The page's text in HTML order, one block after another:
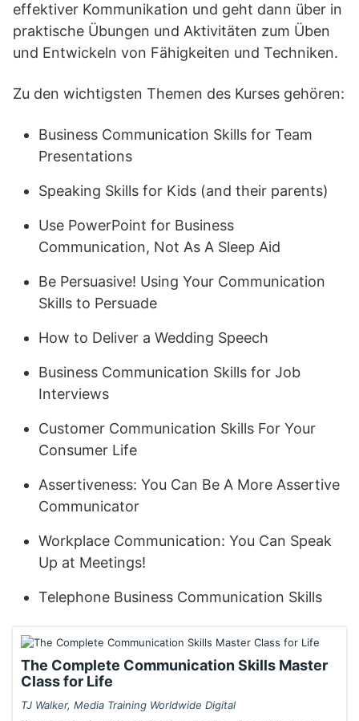
effektiver Kommunikation und geht dann über in
praktische Übungen und Aktivitäten zum Üben
und Entwickeln von Fähigkeiten und Techniken.
Zu den wichtigsten Themen des Kurses gehören:
Business Communication Skills for Team
Presentations
Speaking Skills for Kids (and their parents)
Use PowerPoint for Business
Communication, Not As A Sleep Aid
Be Persuasive! Using Your Communication
Skills to Persuade
How to Deliver a Wedding Speech
Business Communication Skills for Job
Interviews
Customer Communication Skills For Your
Consumer Life
Assertiveness: You Can Be A More Assertive
Communicator
Workplace Communication: You Can Speak
Up at Meetings!
Telephone Business Communication Skills
The Complete Communication Skills Master
Class for Life
TJ Walker, Media Training Worldwide Digital